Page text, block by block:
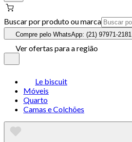
Buscar por produto ou marca
Compre pelo WhatsApp: (21) 97971-2181
Ver ofertas para a região
Le biscuit
Móveis
Quarto
Camas e Colchões